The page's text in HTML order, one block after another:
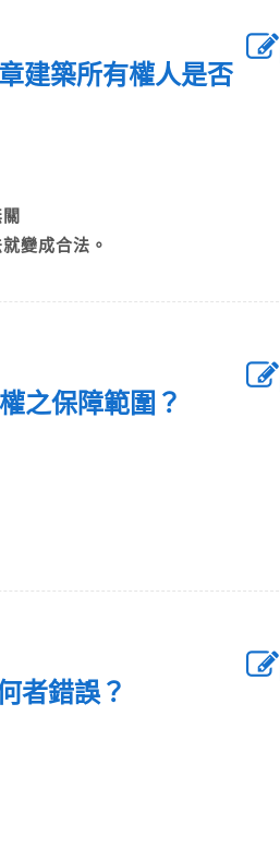
建築所有權人是否
關
變成合法。
之保障範圍？
者錯誤？